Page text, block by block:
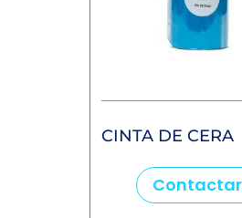
CINTA DE CERA